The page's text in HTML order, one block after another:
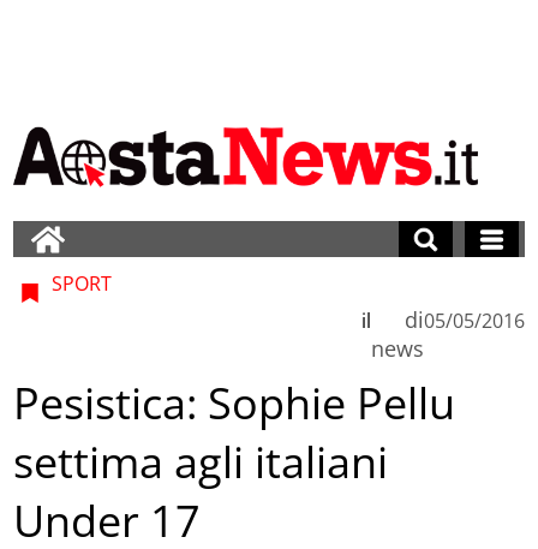
SPORT
di
news
il 05/05/2016
Pesistica: Sophie Pellu
settima agli italiani
Under 17